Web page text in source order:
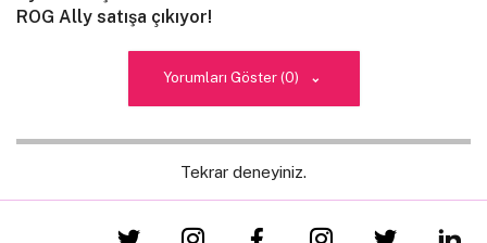
Proin non risus sed lectus mattis rhoncus eget sed
Aenean et nisi vitae tortor volutpat semper nec
ROG Ally satışa çıkıyor!
Yorumları Göster (0)
Tekrar deneyiniz.